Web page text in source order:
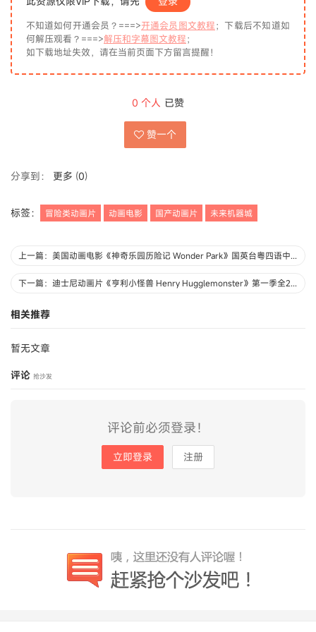
不知道如何开通会员？===>开通会员图文教程；下载后不知道如
何解压观看？===>解压和字幕图文教程；
如下载地址失效，请在当前页面下方留言提醒！
0 个人 已赞
赞一个
分享到： 更多 (0)
标签： 冒险类动画片 动画电影 国产动画片 未来机器城
上一篇：美国动画电影《神奇乐园历险记 Wonder Park》国英台粤四语中英双字 1080P/MP4/2.1G 动画片神奇乐园历险记下载
下一篇：迪士尼动画片《亨利小怪兽 Henry Hugglemonster》第一季全26集 国语中英双字 1080P/MP4/8.45G 动画片亨利小怪兽下载
相关推荐
暂无文章
评论 抢沙发
评论前必须登录！
立即登录 注册